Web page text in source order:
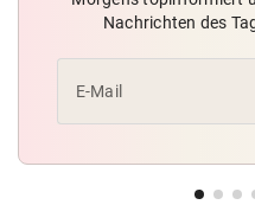
Nachrichten des
E-Mail